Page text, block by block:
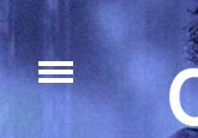
.